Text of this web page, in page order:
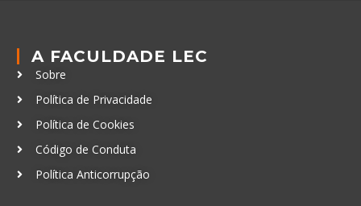
A FACULDADE LEC
Sobre
Política de Privacidade
Política de Cookies
Código de Conduta
Política Anticorrupção